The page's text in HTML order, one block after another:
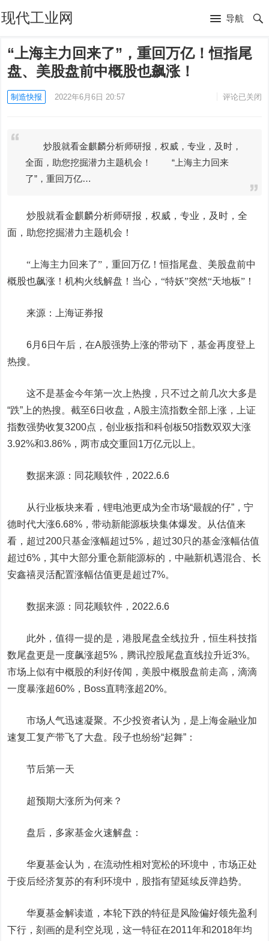
现代工业网 导航
“上海主力回来了”，重回万亿！恒指尾
盘、美股盘前中概股也飙涨！
制造快报 2022年6月6日 20:57 评论已关闭
炒股就看金麒麟分析师研报，权威，专业，及时，
全面，助您挖掘潜力主题机会！ “上海主力回来
了”，重回万亿…
炒股就看金麒麟分析师研报，权威，专业，及时，全
面，助您挖掘潜力主题机会！
“上海主力回来了”，重回万亿！恒指尾盘、美股盘前中
概股也飙涨！机构火线解盘！当心，“特妖”突然“天地板”！
来源：上海证券报
6月6日午后，在A股强势上涨的带动下，基金再度登上
热搜。
这不是基金今年第一次上热搜，只不过之前几次大多是
“跌”上的热搜。截至6日收盘，A股主流指数全部上涨，上证
指数强势收复3200点，创业板指和科创板50指数双双大涨
3.92%和3.86%，两市成交重回1万亿元以上。
数据来源： 同花顺软件，2022.6.6
从行业板块来看，锂电池更成为全市场“最靓的仔”，宁
德时代大涨6.68%，带动新能源板块集体爆发。从估值来
看，超过200只基金涨幅超过5%，超过30只的基金涨幅估值
超过6%，其中大部分重仓新能源标的，中融新机遇混合、长
安鑫禧灵活配置涨幅估值更是超过7%。
数据来源：同花顺软件，2022.6.6
此外，值得一提的是，港股尾盘全线拉升，恒生科技指
数尾盘更是一度飙涨超5%，腾讯控股尾盘直线拉升近3%。
市场上似有中概股的利好传闻，美股中概股盘前走高，滴滴
一度暴涨超60%，Boss直聘涨超20%。
市场人气迅速凝聚。不少投资者认为，是上海金融业加
速复工复产带飞了大盘。段子也纷纷“起舞”：
节后第一天
超预期大涨所为何来？
盘后，多家基金火速解盘：
华夏基金认为，在流动性相对宽松的环境中，市场正处
于疫后经济复苏的有利环境中，股指有望延续反弹趋势。
华夏基金解读道，本轮下跌的特征是风险偏好领先盈利
下行，刻画的是利空兑现，这一特征在2011年和2018年均